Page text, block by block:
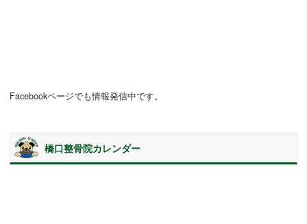
Facebookページでも情報発信中です。
橋口整骨院カレンダー